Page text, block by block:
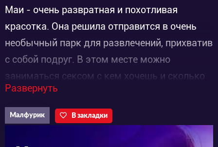
Маи - очень развратная и похотливая
красотка. Она решила отправится в очень
необычный парк для развлечений, прихватив
с собой подруг. В этом месте можно
заниматься сексом с кем хочешь и сколько
хочешь. Также, она по пути туда
познакомилась с пареньком, который еще ни
разу не был в этом месте. После их приезда
туда, они начинают заниматься всеми
Развернуть
Малфурик В закладки